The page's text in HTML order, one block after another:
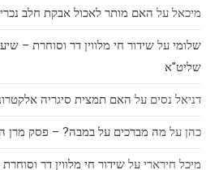
מיכאל על האם מותר לאכול אבקת חלב
שלומי עלשידור חי מלווין דר וסוחרת –
שליט"א
דניאל נסים על האם תמצית סיגריה
כהן על מה מברכים על במבה? – פסק מרן
מיכל חירארי עלשידור חי מלווין דר